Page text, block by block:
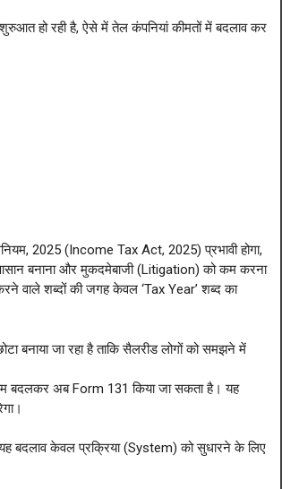
हो रही है, ऐसे में तेल कंपनियां कीमतों में बदलाव कर
2025 (Income Tax Act, 2025) प्रभावी होगा,
बनाना और मुकदमेबाजी (Litigation) को कम करना
वाले शब्दों की जगह केवल ‘Tax Year’ शब्द का
बनाया जा रहा है ताकि सैलरीड लोगों को समझने में
बदलकर अब Form 131 किया जा सकता है। यह
बदलाव केवल प्रक्रिया (System) को सुधारने के लिए